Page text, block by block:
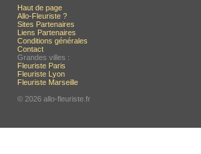
Haut de page
Allo-Fleuriste ?
Sites Partenaires
Liens Partenaires
Conditions générales
Contact
Grandes villes :
Fleuriste Paris
Fleuriste Lyon
Fleuriste Marseille
© 2026 allo-fleuriste.fr